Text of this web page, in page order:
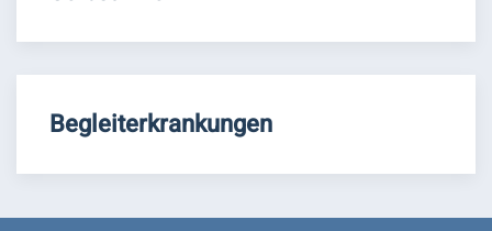
Begleiterkrankungen